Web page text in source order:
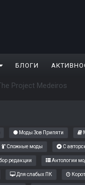
БЛОГИ
Project Medeiros
Моды Зов Припяти
Сложные моды С
редакции Антологии
Для слабых ПК